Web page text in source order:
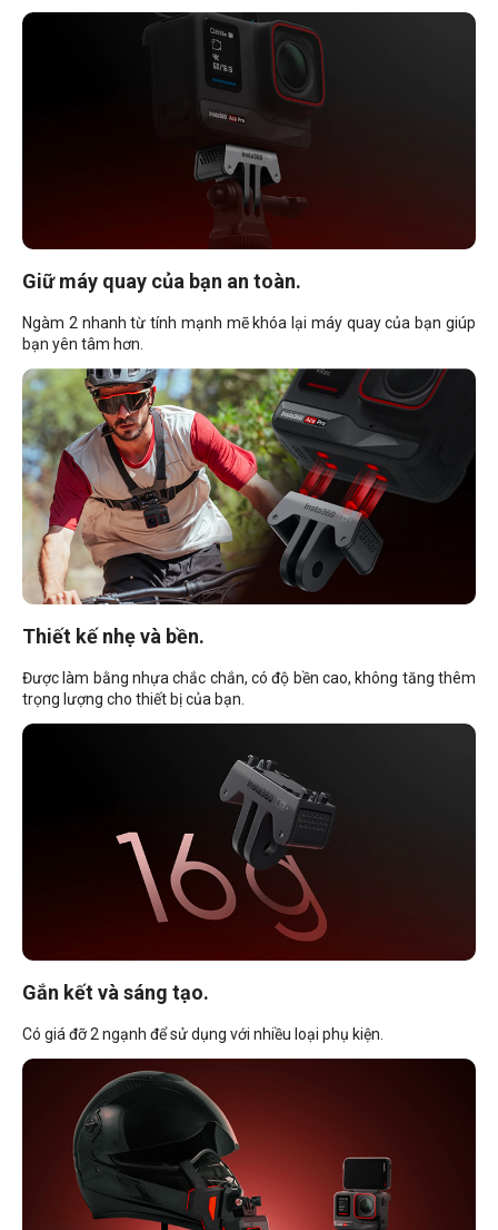
Giữ máy quay của bạn an toàn.
Ngàm 2 nhanh từ tính mạnh mẽ khóa lại máy quay của bạn giúp
bạn yên tâm hơn.
Thiết kế nhẹ và bền.
Được làm bằng nhựa chắc chắn, có độ bền cao, không tăng thêm
trọng lượng cho thiết bị của bạn.
Gắn kết và sáng tạo.
Có giá đỡ 2 ngạnh để sử dụng với nhiều loại phụ kiện.